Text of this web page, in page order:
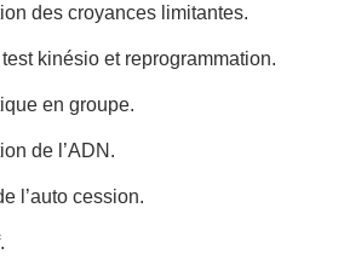
des croyances limitantes.
kinésio et reprogrammation.
en groupe.
de l’ADN.
l’auto cession.